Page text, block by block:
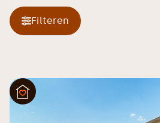
Filteren